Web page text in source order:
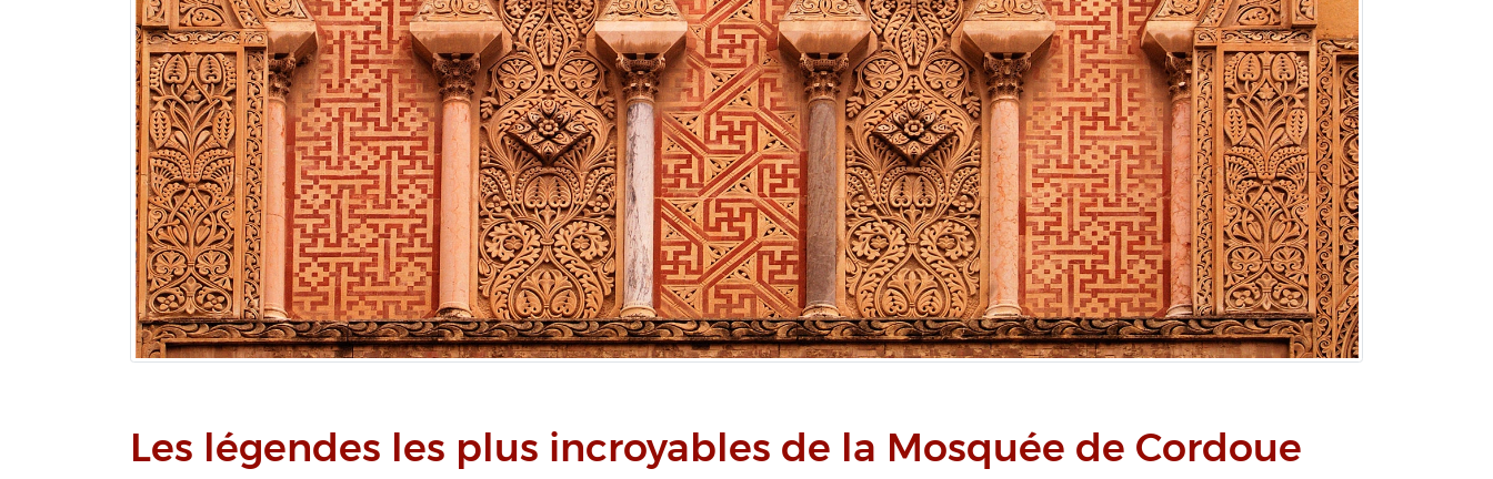
Les légendes les plus incroyables de la Mosquée de Cordoue